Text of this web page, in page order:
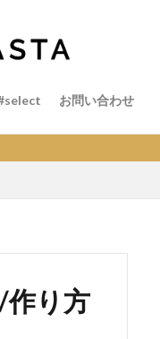
お問い合わせ
作り方